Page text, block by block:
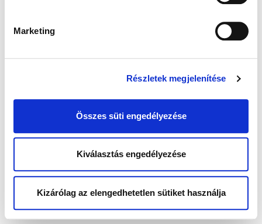
Marketing
Részletek megjelenítése
Összes süti engedélyezése
Kiválasztás engedélyezése
Kizárólag az elengedhetetlen sütiket használja